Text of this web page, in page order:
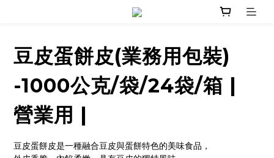
豆皮蛋餅皮(業務用包裝)
-1000公克/袋/24袋/箱 |
營業用 |
豆皮蛋餅皮是一種融合豆皮與蛋餅特色的美味食品，